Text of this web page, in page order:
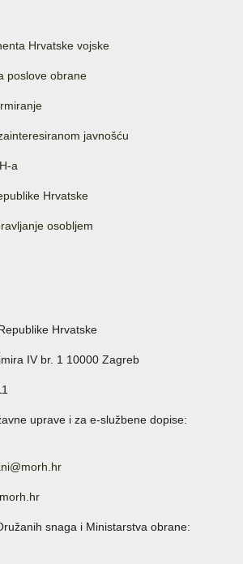
Hrvatske vojske
poslove obrane
javnošću
a
Hrvatske
osobljem
Hrvatske
IV br. 1 10000 Zagreb
uprave i za e-službene dopise:
snaga i Ministarstva obrane: